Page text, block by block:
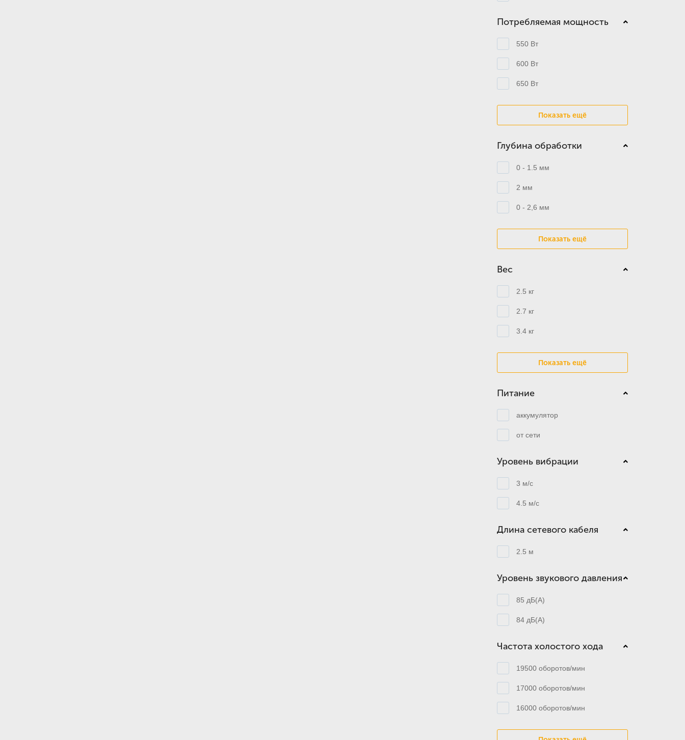
Потребляемая мощность
550 Вт
600 Вт
650 Вт
Показать ещё
Глубина обработки
0 - 1.5 мм
2 мм
0 - 2,6 мм
Показать ещё
Вес
2.5 кг
2.7 кг
3.4 кг
Показать ещё
Питание
аккумулятор
от сети
Уровень вибрации
3 м/с
4.5 м/с
Длина сетевого кабеля
2.5 м
Уровень звукового давления
85 дБ(А)
84 дБ(А)
Частота холостого хода
19500 оборотов/мин
17000 оборотов/мин
16000 оборотов/мин